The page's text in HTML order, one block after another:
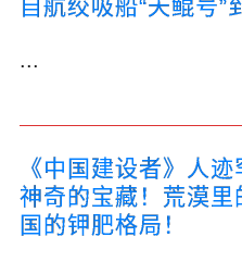
自航绞吸船“天鲲号”
...
《中国建设者》人
神奇的宝藏！荒漠
国的钾肥格局！